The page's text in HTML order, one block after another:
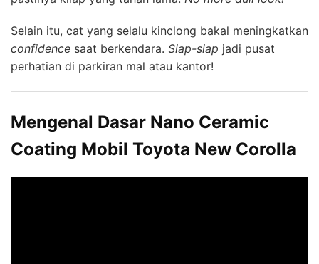
Selain itu, cat yang selalu kinclong bakal meningkatkan
confidence saat berkendara. Siap-siap jadi pusat
perhatian di parkiran mal atau kantor!
Mengenal Dasar Nano Ceramic
Coating Mobil Toyota New Corolla